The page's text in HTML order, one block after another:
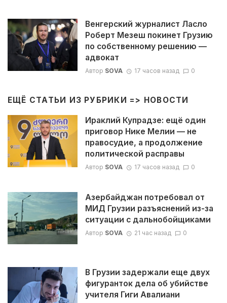
Венгерский журналист Ласло
Роберт Мезеш покинет Грузию
по собственному решению —
адвокат
Автор SOVA 17 часов назад 0
ЕЩЁ СТАТЬИ ИЗ РУБРИКИ => НОВОСТИ
Ираклий Купрадзе: ещё один
приговор Нике Мелии — не
правосудие, а продолжение
политической расправы
Автор SOVA 17 часов назад 0
Азербайджан потребовал от
МИД Грузии разъяснений из-за
ситуации с дальнобойщиками
Автор SOVA 21 час назад 0
В Грузии задержали еще двух
фигуранток дела об убийстве
учителя Гиги Авалиани